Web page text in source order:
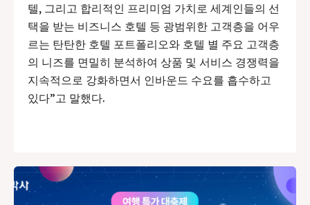
텔, 그리고 합리적인 프리미엄 가치로 세계인들의 선
택을 받는 비즈니스 호텔 등 광범위한 고객층을 어우
르는 탄탄한 호텔 포트폴리오와 호텔 별 주요 고객층
의 니즈를 면밀히 분석하여 상품 및 서비스 경쟁력을
지속적으로 강화하면서 인바운드 수요를 흡수하고
있다”고 말했다.